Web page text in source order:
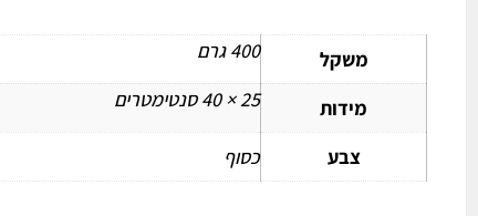
משקל 400 גרם
מידות 25 × 40 סנטימטרים
צבע כסוף